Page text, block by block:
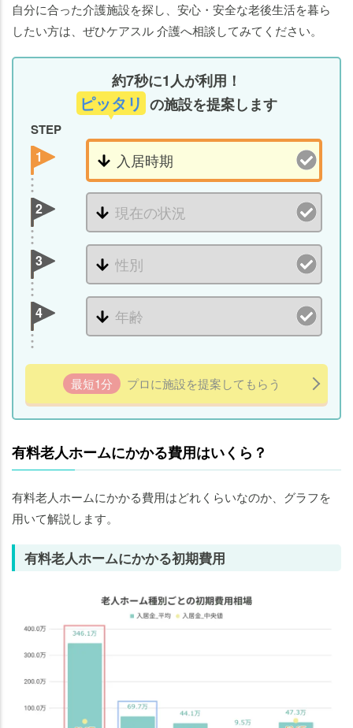
自分に合った介護施設を探し、安心・安全な老後生活を暮ら
したい方は、ぜひケアスル 介護へ相談してみてください。
約7秒に1人が利用！
ピッタリ の施設を提案します
STEP
1
2
3
4
最短1分 プロに施設を提案してもらう
有料老人ホームにかかる費用はいくら？
有料老人ホームにかかる費用はどれくらいなのか、グラフを
用いて解説します。
有料老人ホームにかかる初期費用